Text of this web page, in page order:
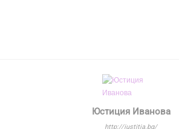
Юстиция Иванова
http://iustitia.bg/